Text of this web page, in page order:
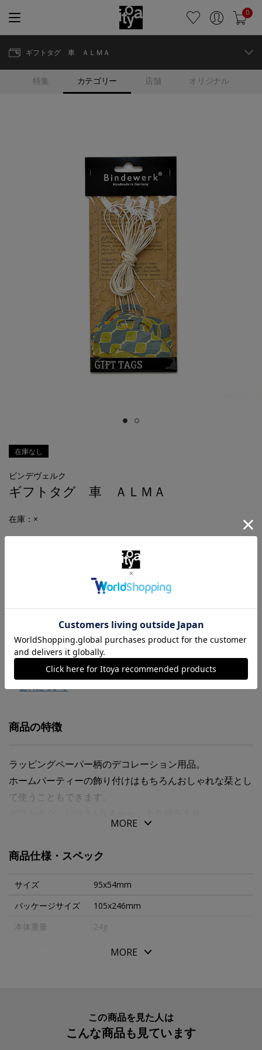
0
特集 カテゴリー 店舗 オリジナル
ギフトタグ 車 ＡＬＭＡ
在庫なし
ビンデヴェルク
ギフトタグ 車 ＡＬＭＡ
在庫：×
お気に入りに追加
商品・在庫について
返品・交換について
送料について
商品の特徴
ラッピングペーパー柄のデコレーション用品。
ホームパーティーの飾り付けはもちろんおしゃれな栞とし
て使うこともできます。
紐：約４００ｍｍ、１０本。
MORE
商品仕様・スペック
サイズ
95x54mm
パッケージサイズ
105x246mm
本体重量
24g
T120701VE
MORE
この商品を見た人は
こんな商品も見ています